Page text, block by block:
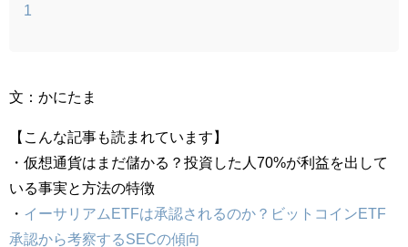
1
文：かにたま
【こんな記事も読まれています】
・仮想通貨はまだ儲かる？投資した人70%が利益を出して
いる事実と方法の特徴
・ イーサリアムETFは承認されるのか？ビットコインETF
承認から考察するSECの傾向